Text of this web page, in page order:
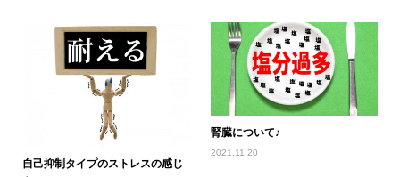
自己抑制タイプのストレスの感じ
腎臓について♪
2021.11.20